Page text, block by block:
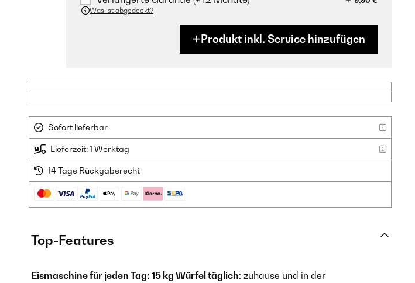
Was ist abgedeckt?
Produkt inkl. Service hinzufügen
Sofort lieferbar
Lieferzeit: 1 Werktag
14 Tage Rückgaberecht
Top-Features
Eismaschine für jeden Tag: 15 kg Würfel täglich: zuhause und in der